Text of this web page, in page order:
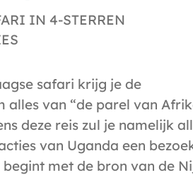
IN 4-STERREN
safari krijg je de
alles van “de parel van
deze reis zul je namelijk
van Uganda een
begint met de bron van de